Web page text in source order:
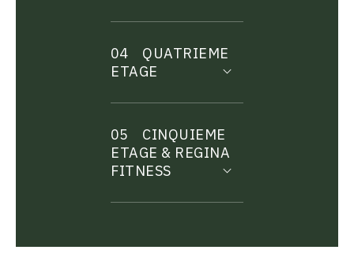
04
QUATRIEME
ETAGE
05
CINQUIEME
ETAGE & REGINA
FITNESS